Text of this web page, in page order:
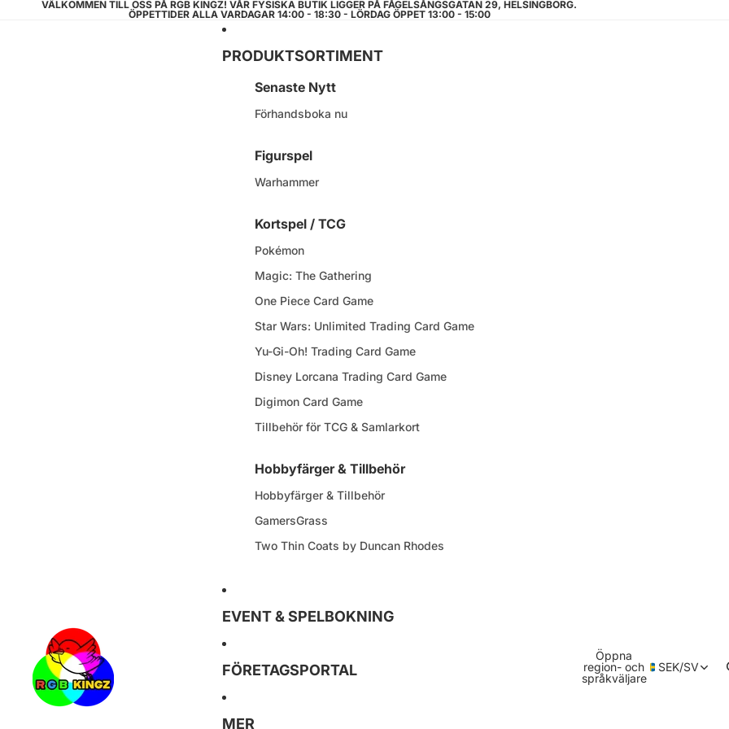
VÄLKOMMEN TILL OSS PÅ RGB KINGZ! VÅR FYSISKA BUTIK LIGGER PÅ FÅGELSÅNGSGATAN 29, HELSINGBORG.
ÖPPETTIDER ALLA VARDAGAR 14:00 - 18:30 - LÖRDAG ÖPPET 13:00 - 15:00
PRODUKTSORTIMENT
Senaste Nytt
Förhandsboka nu
Figurspel
Warhammer
Kortspel / TCG
Pokémon
Magic: The Gathering
One Piece Card Game
Star Wars: Unlimited Trading Card Game
Yu-Gi-Oh! Trading Card Game
Disney Lorcana Trading Card Game
Digimon Card Game
Tillbehör för TCG & Samlarkort
Hobbyfärger & Tillbehör
Hobbyfärger & Tillbehör
GamersGrass
Two Thin Coats by Duncan Rhodes
EVENT & SPELBOKNING
FÖRETAGSPORTAL
MER
Öppna
region- och
språkväljare
SEK/SV